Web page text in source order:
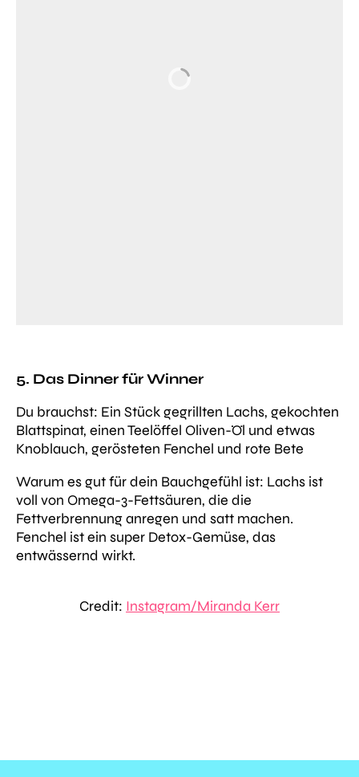
5. Das Dinner für Winner
Du brauchst: Ein Stück gegrillten Lachs, gekochten
Blattspinat, einen Teelöffel Oliven-Öl und etwas
Knoblauch, gerösteten Fenchel und rote Bete
Warum es gut für dein Bauchgefühl ist: Lachs ist
voll von Omega-3-Fettsäuren, die die
Fettverbrennung anregen und satt machen.
Fenchel ist ein super Detox-Gemüse, das
entwässernd wirkt.
Credit: Instagram/Miranda Kerr